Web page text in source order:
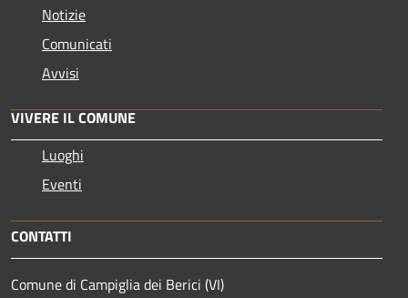
Notizie
Comunicati
Avvisi
VIVERE IL COMUNE
Luoghi
Eventi
CONTATTI
Comune di Campiglia dei Berici (VI)